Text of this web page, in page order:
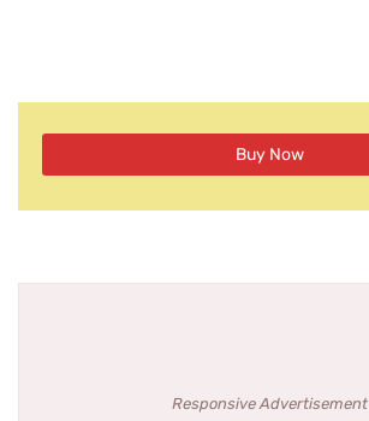
Buy Now
Responsive Advertisement